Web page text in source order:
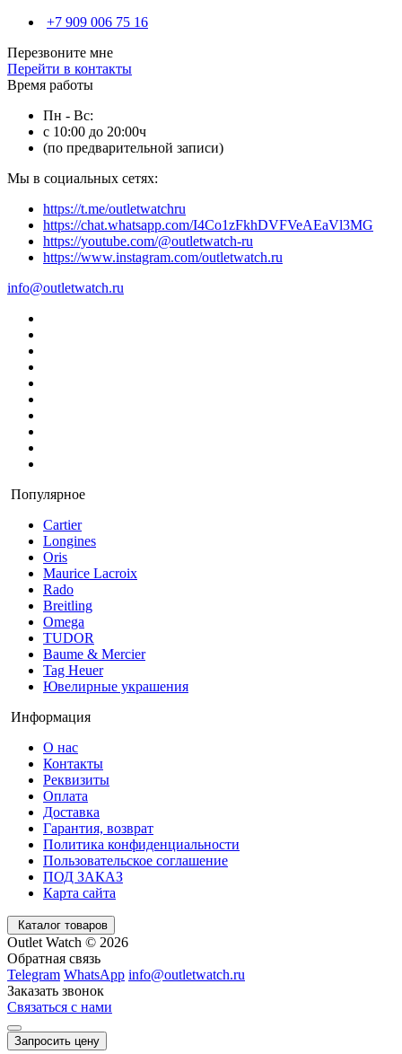
+7 909 006 75 16
Перезвоните мне
Перейти в контакты
Время работы
Пн - Вс:
с 10:00 до 20:00ч
(по предварительной записи)
Мы в социальных сетях:
https://t.me/outletwatchru
https://chat.whatsapp.com/I4Co1zFkhDVFVeAEaVl3MG
https://youtube.com/@outletwatch-ru
https://www.instagram.com/outletwatch.ru
info@outletwatch.ru
Популярное
Cartier
Longines
Oris
Maurice Lacroix
Rado
Breitling
Omega
TUDOR
Baume & Mercier
Tag Heuer
Ювелирные украшения
Информация
О нас
Контакты
Реквизиты
Оплата
Доставка
Гарантия, возврат
Политика конфиденциальности
Пользовательское соглашение
ПОД ЗАКАЗ
Карта сайта
Каталог товаров
Outlet Watch © 2026
Обратная связь
Telegram WhatsApp info@outletwatch.ru
Заказать звонок
Связаться с нами
Запросить цену